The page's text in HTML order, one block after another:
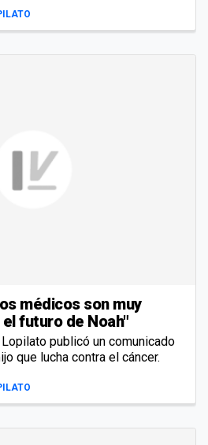
médicos son muy
futuro de Noah"
publicó un comunicado
que lucha contra el cáncer.